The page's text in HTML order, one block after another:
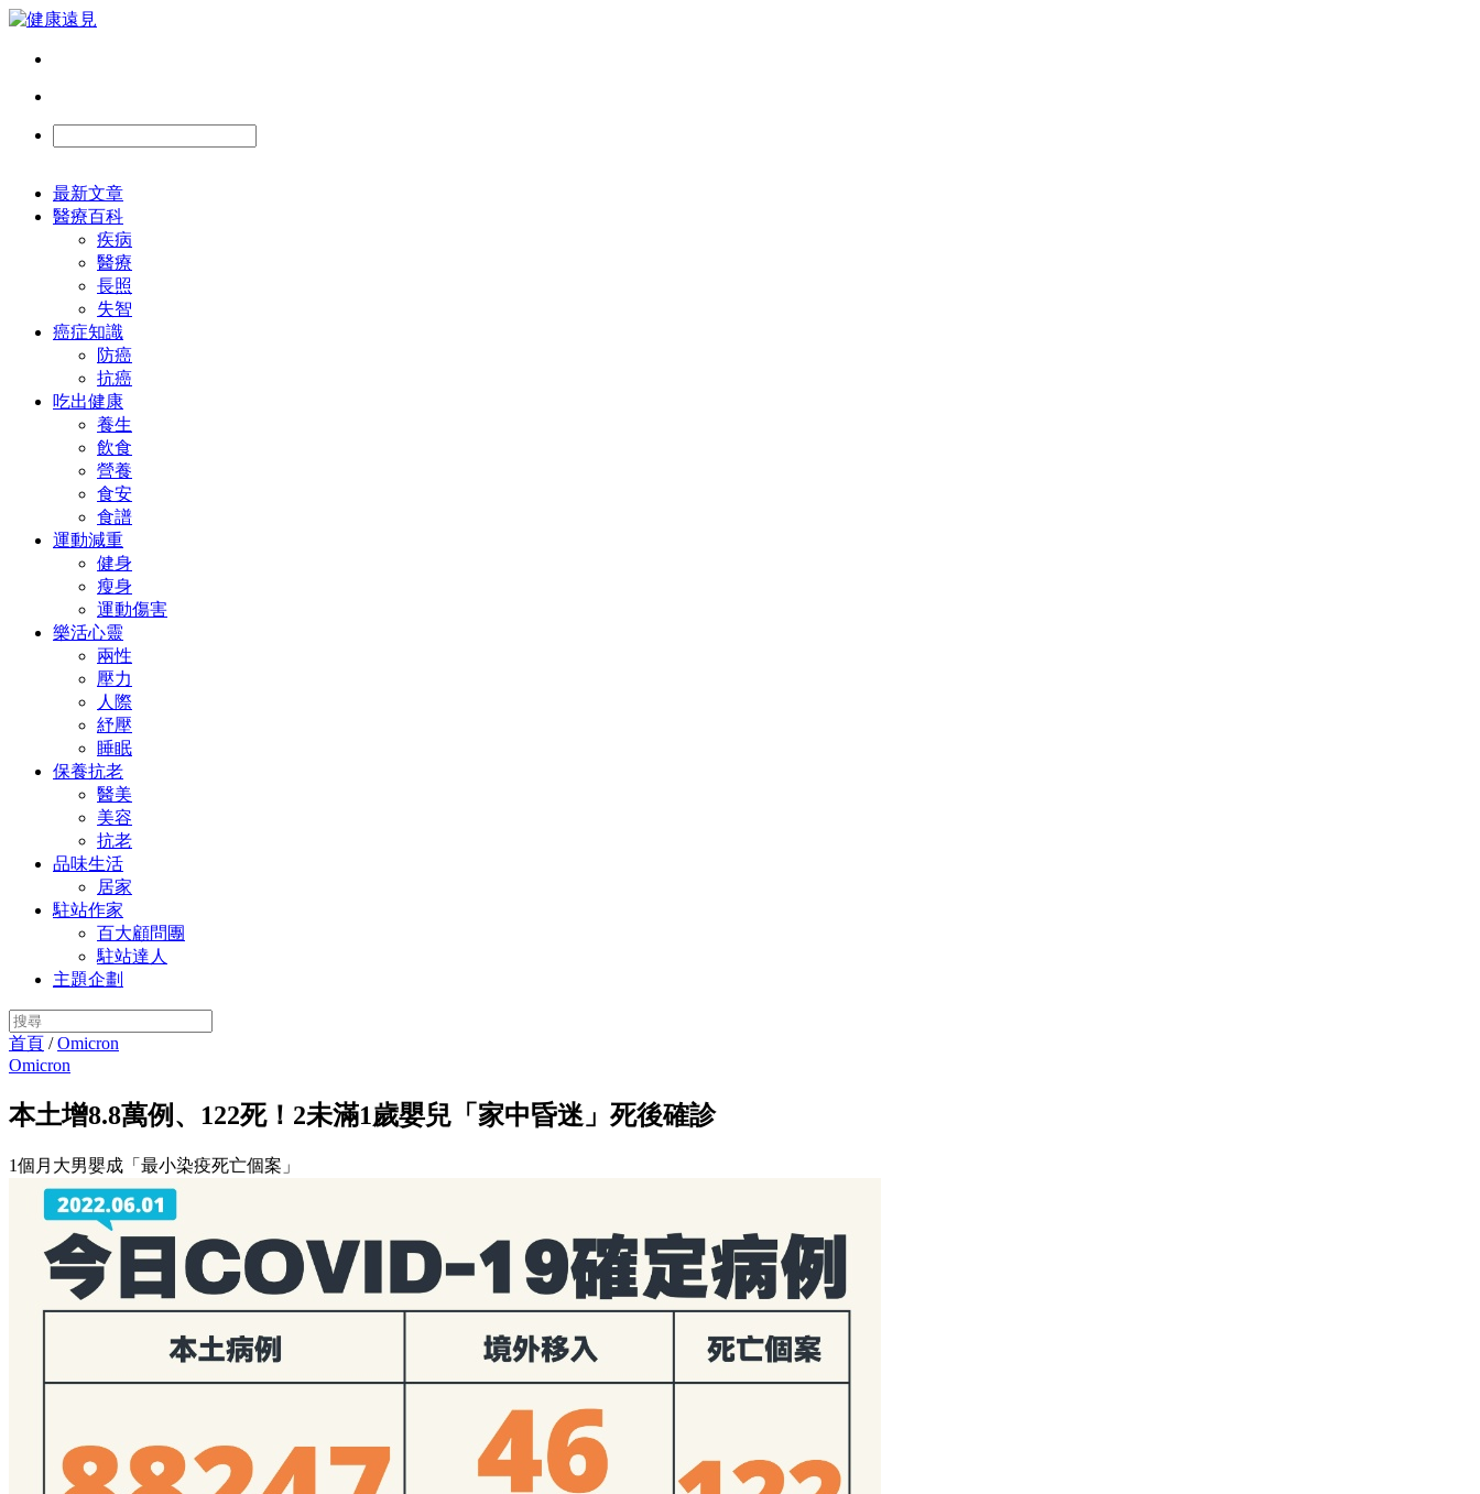
最新文章
醫療百科
疾病
醫療
長照
失智
癌症知識
防癌
抗癌
吃出健康
養生
飲食
營養
食安
食譜
運動減重
健身
瘦身
運動傷害
樂活心靈
兩性
壓力
人際
紓壓
睡眠
保養抗老
醫美
美容
抗老
品味生活
居家
駐站作家
百大顧問團
駐站達人
主題企劃
首頁 /Omicron
Omicron
本土增8.8萬例、122死！2未滿1歲嬰兒「家中昏迷」死後確診
1個月大男嬰成「最小染疫死亡個案」